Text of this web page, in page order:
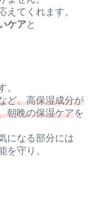
えてくれます。
ケアと
。
ど、高保湿成分が
朝晩の保湿ケアを
になる部分には
を守り、